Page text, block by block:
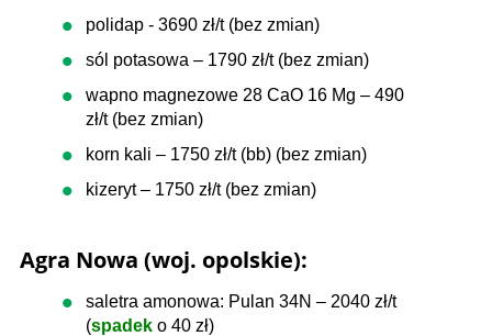
polidap - 3690 zł/t (bez zmian)
sól potasowa – 1790 zł/t (bez zmian)
wapno magnezowe 28 CaO 16 Mg – 490
zł/t (bez zmian)
korn kali – 1750 zł/t (bb) (bez zmian)
kizeryt – 1750 zł/t (bez zmian)
Agra Nowa (woj. opolskie):
saletra amonowa: Pulan 34N – 2040 zł/t
(spadek o 40 zł)